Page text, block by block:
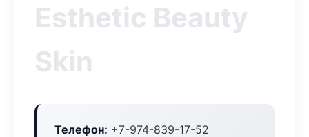
Esthetic Beauty
Skin
Телефон: +7-974-839-17-52